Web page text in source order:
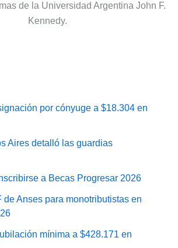
de la Universidad Argentina John F.
Kennedy.
por cónyuge a $18.304 en
Aires detalló las guardias
a Becas Progresar 2026
de Anses para monotributistas en
mínima a $428.171 en